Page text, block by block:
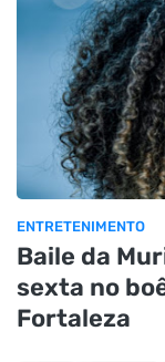
ENTRETENIMENTO
Baile da
sexta no
Fortaleza